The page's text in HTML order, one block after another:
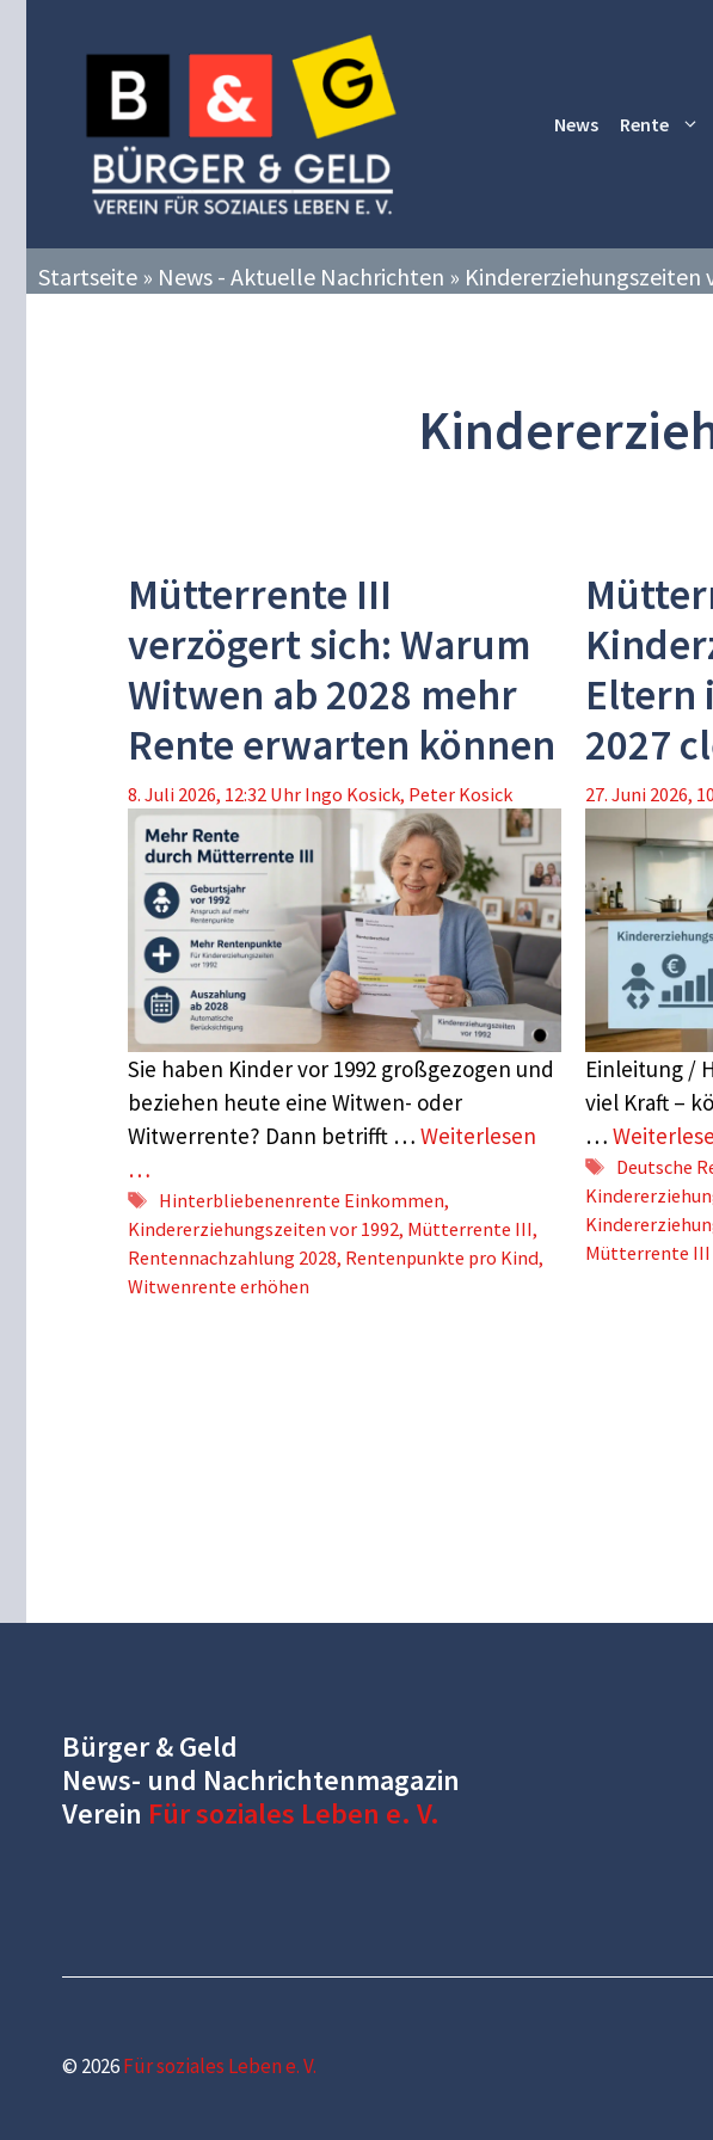
News Rente
Startseite » News - Aktuelle Nachrichten » Kindererziehungszeiten
Mütterrente III
verzögert sich: Warum
Witwen ab 2028 mehr
Rente erwarten können
8. Juli 2026, 12:32 Uhr Ingo Kosick, Peter Kosick
Sie haben Kinder vor 1992 großgezogen und
beziehen heute eine Witwen- oder
Witwerrente? Dann betrifft … Weiterlesen
…
Schlagwörter
Hinterbliebenenrente Einkommen,
Kindererziehungszeiten vor 1992, Mütterrente III,
Rentennachzahlung 2028, Rentenpunkte pro Kind,
Witwenrente erhöhen
Eltern
2027
27. Juni 2026,
Einleitung /
viel Kraft –
…
Deutsche
Mütterrente III
Bürger & Geld
News- und Nachrichtenmagazin
Verein Für soziales Leben e. V.
© 2026Für soziales Leben e. V.